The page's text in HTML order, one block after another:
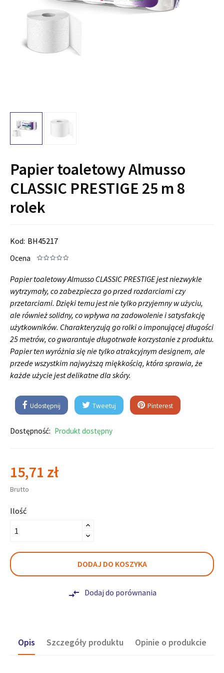
Papier toaletowy Almusso
CLASSIC PRESTIGE 25 m 8
rolek
Kod: BH45217
Ocena
Papier toaletowy Almusso CLASSIC PRESTIGE jest niezwykle
wytrzymały, co zabezpiecza go przed rozdarciami czy
przetarciami. Dzięki temu jest nie tylko przyjemny w użyciu,
ale również solidny, co wpływa na zadowolenie i satysfakcję
użytkowników. Charakteryzują go rolki o imponującej długości
25 metrów, co gwarantuje długotrwałe korzystanie z produktu.
Papier ten wyróżnia się nie tylko atrakcyjnym designem, ale
przede wszystkim najwyższą miękkością, która sprawia, że
każde użycie jest delikatne dla skóry.
Udostępnij Tweetuj Pinterest
Dostępność: Produkt dostępny
15,71 zł
Brutto
Ilość
DODAJ DO KOSZYKA
compare_arrows Dodaj do porównania
Opis Szczegóły produktu Opinie o produkcie